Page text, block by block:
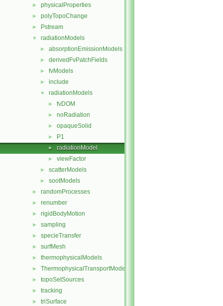
► physicalProperties
► polyTopoChange
► Pstream
▼ radiationModels
► absorptionEmissionModels
► derivedFvPatchFields
► fvModels
► include
▼ radiationModels
► fvDOM
► noRadiation
► opaqueSolid
► P1
► radiationModel
► viewFactor
► scatterModels
► sootModels
► randomProcesses
► renumber
► rigidBodyMotion
► sampling
► specieTransfer
► surfMesh
► thermophysicalModels
► ThermophysicalTransportModels
► topoSetSources
► tracking
► triSurface